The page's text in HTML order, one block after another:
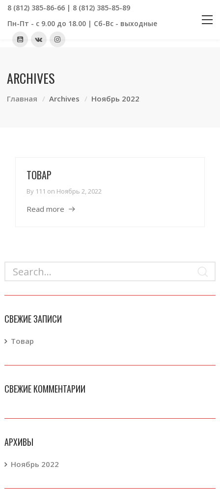
8 (812) 385-86-66 | 8 (812) 385-85-89
Пн-Пт - с 9.00 до 18.00 | Сб-Вс - выходные
ARCHIVES
Главная Archives Ноябрь 2022
ТОВАР
By 111 on Ноябрь 2, 2022
Read more
СВЕЖИЕ ЗАПИСИ
Товар
СВЕЖИЕ КОММЕНТАРИИ
АРХИВЫ
Ноябрь 2022